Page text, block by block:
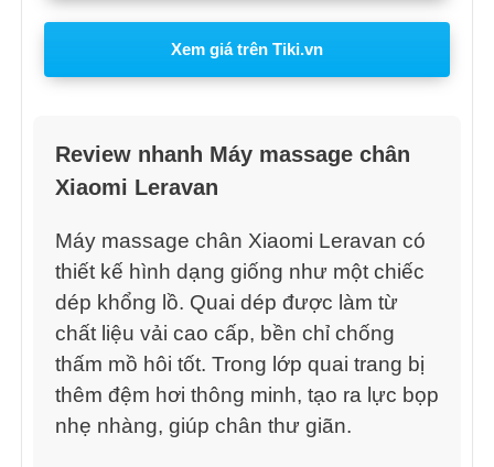
Xem giá trên Tiki.vn
Review nhanh Máy massage chân
Xiaomi Leravan
Máy massage chân Xiaomi Leravan có
thiết kế hình dạng giống như một chiếc
dép khổng lồ. Quai dép được làm từ
chất liệu vải cao cấp, bền chỉ chống
thấm mồ hôi tốt. Trong lớp quai trang bị
thêm đệm hơi thông minh, tạo ra lực bọp
nhẹ nhàng, giúp chân thư giãn.